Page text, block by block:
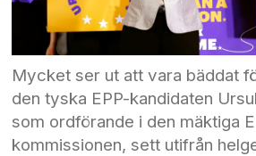
Mycket ser ut att vara bäddat
den tyska EPP-kandidaten
som ordförande i den mäktiga
kommissionen, sett utifrån